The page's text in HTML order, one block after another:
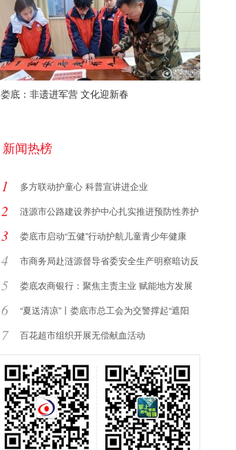
娄底：非遗进军营 文化迎新春
新闻热榜
1 多方联动护童心 科普宣讲进企业
2
涟源市公路建设养护中心扎实推进预防性养护
3 娄底市启动“五健”行动护航儿童青少年健康
4
市商务局赴涟源督导省委安全生产明察暗访反
5 娄底农商银行：聚焦主责主业 赋能地方发展
6 “夏送清凉”丨娄底市总工会为交警撑起“遮阳
7 百花超市组织开展无偿献血活动